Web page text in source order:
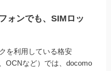
ォンでも、SIMロッ
を利用している格安
OCNなど）では、docomo